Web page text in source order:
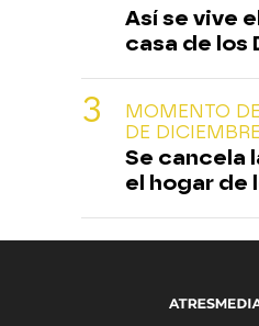
Así se vive
casa de los
MOMENTO
DE DICIEMBRE
Se cancela
el hogar de